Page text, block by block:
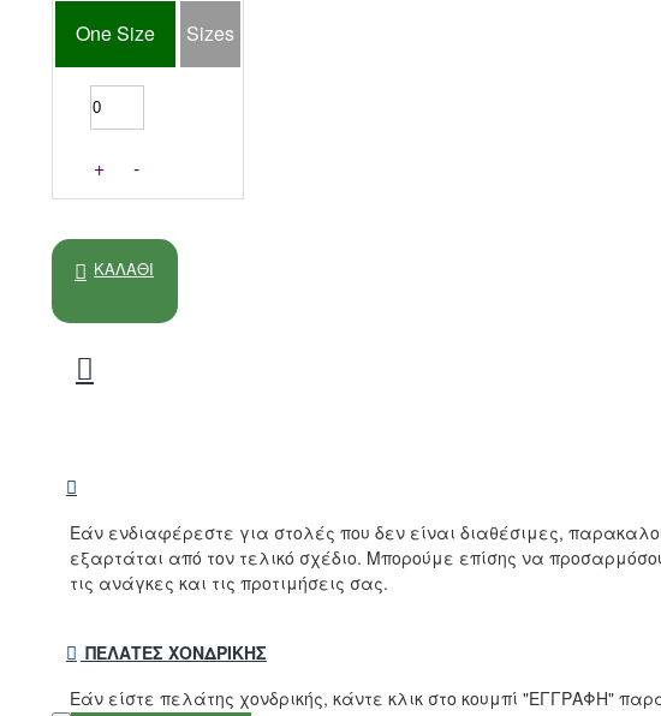
One Size
Sizes
+ -
ΚΑΛΆΘΙ
Εάν ενδιαφέρεστε για στολές που δεν είναι διαθέσιμες,
εξαρτάται από τον τελικό σχέδιο. Μπορούμε επίσης να
τις ανάγκες και τις προτιμήσεις σας.
ΠΕΛΆΤΕΣ ΧΟΝΔΡΙΚΉΣ
Εάν είστε πελάτης χονδρικής, κάντε κλικ στο κουμπί "ΕΓΓΡΑΦΗ"